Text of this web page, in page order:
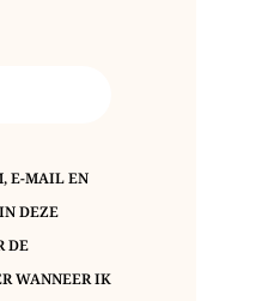
E-MAIL EN
DEZE
DE
WANNEER IK